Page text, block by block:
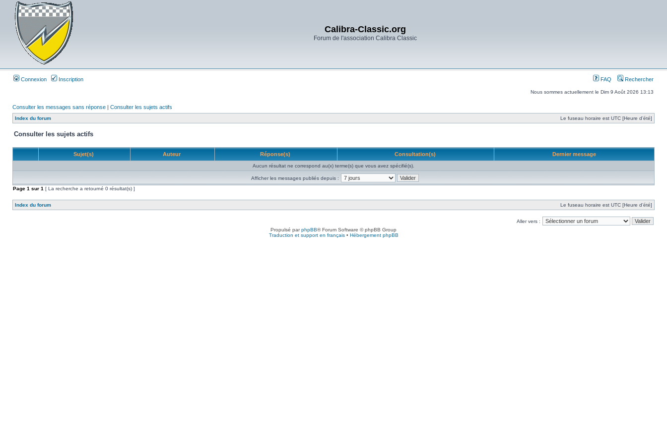
Calibra-Classic.org
Forum de l'association Calibra Classic
Connexion Inscription FAQ Rechercher
Nous sommes actuellement le Dim 9 Août 2026 13:13
Consulter les messages sans réponse | Consulter les sujets actifs
Index du forum Le fuseau horaire est UTC [Heure d’été]
Consulter les sujets actifs
Sujet(s) Auteur Réponse(s) Consultation(s) Dernier message
Aucun résultat ne correspond au(x) terme(s) que vous avez spécifié(s).
Afficher les messages publiés depuis :
Page 1 sur 1 [ La recherche a retourné 0 résultat(s) ]
Index du forum Le fuseau horaire est UTC [Heure d’été]
Aller vers :
Propulsé parphpBB® Forum Software © phpBB Group
Traduction et support en français• Hébergement phpBB